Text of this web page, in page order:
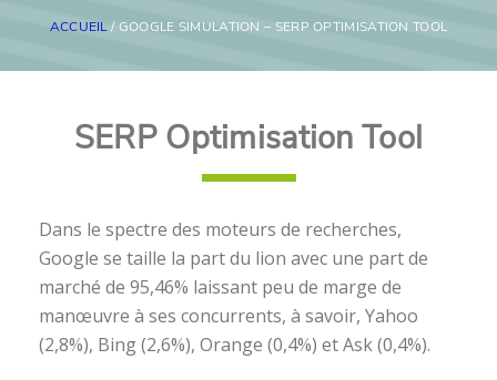
ACCUEIL/ GOOGLE SIMULATION – SERP OPTIMISATION TOOL
SERP Optimisation Tool
Dans le spectre des moteurs de recherches,
Google se taille la part du lion avec une part de
marché de 95,46% laissant peu de marge de
manœuvre à ses concurrents, à savoir, Yahoo
(2,8%), Bing (2,6%), Orange (0,4%) et Ask (0,4%).